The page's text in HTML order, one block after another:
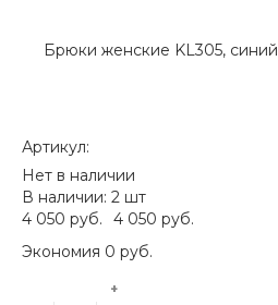
Брюки женские KL305, синий
Артикул:
Нет в наличии
В наличии: 2 шт
4 050 руб.
4 050 руб.
Экономия 0 руб.
+